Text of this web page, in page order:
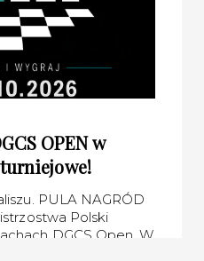
OPEN w
PULA NAGRÓD
Polski
DGCS Open. W